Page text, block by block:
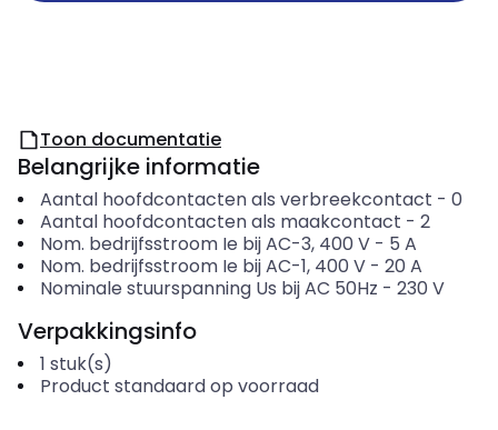
Toon documentatie
Belangrijke informatie
Aantal hoofdcontacten als verbreekcontact - 0
Aantal hoofdcontacten als maakcontact - 2
Nom. bedrijfsstroom Ie bij AC-3, 400 V- 5 A
Nom. bedrijfsstroom Ie bij AC-1, 400 V- 20 A
Nominale stuurspanning Us bij AC 50Hz - 230 V
Verpakkingsinfo
1 stuk(s)
Product standaard op voorraad